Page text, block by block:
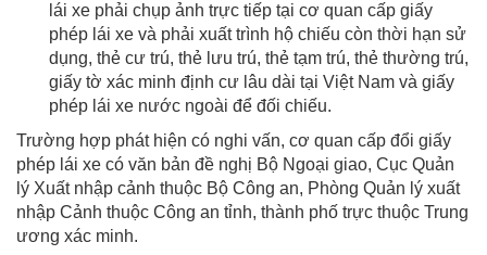
lái xe phải chụp ảnh trực tiếp tại cơ quan cấp giấy
phép lái xe và phải xuất trình hộ chiếu còn thời hạn sử
dụng, thẻ cư trú, thẻ lưu trú, thẻ tạm trú, thẻ thường trú,
giấy tờ xác minh định cư lâu dài tại Việt Nam và giấy
phép lái xe nước ngoài để đối chiếu.
Trường hợp phát hiện có nghi vấn, cơ quan cấp đổi giấy
phép lái xe có văn bản đề nghị Bộ Ngoại giao, Cục Quản
lý Xuất nhập cảnh thuộc Bộ Công an, Phòng Quản lý xuất
nhập Cảnh thuộc Công an tỉnh, thành phố trực thuộc Trung
ương xác minh.